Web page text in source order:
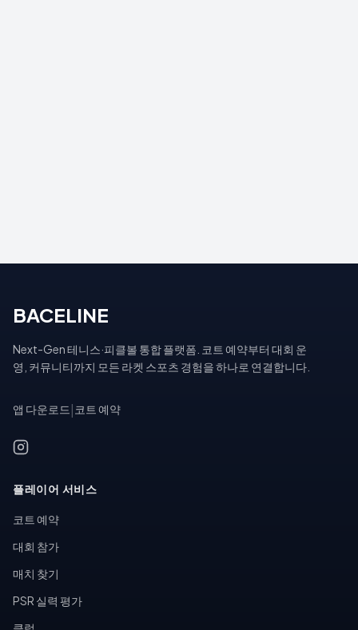
BACELINE
Next-Gen 테니스·피클볼 통합 플랫폼. 코트 예약부터 대회 운
영, 커뮤니티까지 모든 라켓 스포츠 경험을 하나로 연결합니다.
앱 다운로드 코트 예약
플레이어 서비스
코트 예약
대회 참가
매치 찾기
PSR 실력 평가